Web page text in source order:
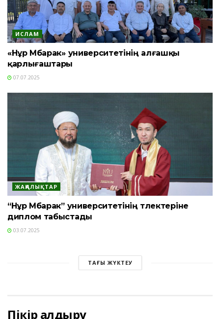
ИСЛАМ
«Нұр Мүбарак» университетінің алғашқы
қарлығаштары
07.07.2025
ЖАҢАЛЫҚТАР
“Нұр Мүбарак” университетінің түлектеріне
диплом табыстады
03.07.2025
ТАҒЫ ЖҮКТЕУ
Пікір қалдыру